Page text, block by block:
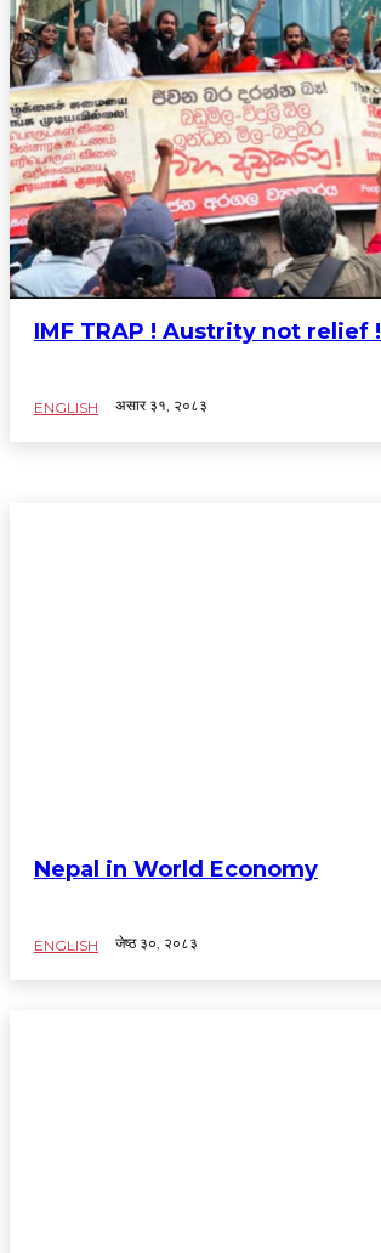
IMF TRAP ! Austrity not relief !
ENGLISH असार ३१, २०८३
Nepal in World Economy
ENGLISH जेष्ठ ३०, २०८३